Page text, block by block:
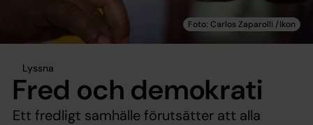
Lyssna
Fred och demokrati
Ett fredligt samhälle förutsätter att alla